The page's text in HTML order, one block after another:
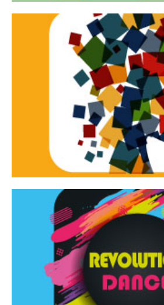
Tracce
Tracce Dinamiche è una
d’innovazione e
Continua
Revolution
Rassegna di danza